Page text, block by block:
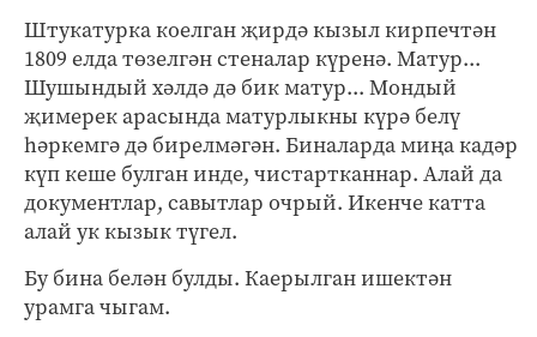
Штукатурка коелган җирдә кызыл кирпечтән
1809 елда төзелгән стеналар күренә. Матур...
Шушындый хәлдә дә бик матур... Мондый
җимерек арасында матурлыкны күрә белү
һәркемгә дә бирелмәгән. Биналарда миңа кадәр
күп кеше булган инде, чистартканнар. Алай да
документлар, савытлар очрый. Икенче катта
алай ук кызык түгел.
Бу бина белән булды. Каерылган ишектән
урамга чыгам.